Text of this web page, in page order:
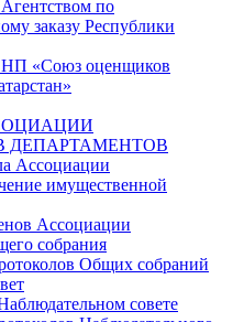
по
заказу Республики
НП «Союз оценщиков
ДЕПАРТАМЕНТОВ
Ассоциации
имущественной
Ассоциации
собрания
Общих собраний
совете